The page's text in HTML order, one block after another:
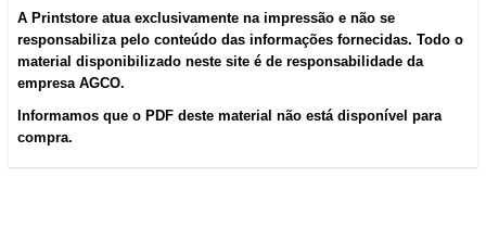
A Printstore atua exclusivamente na impressão e não se
responsabiliza pelo conteúdo das informações fornecidas. Todo o
material disponibilizado neste site é de responsabilidade da
empresa AGCO.
Informamos que o PDF deste material não está disponível para
compra.